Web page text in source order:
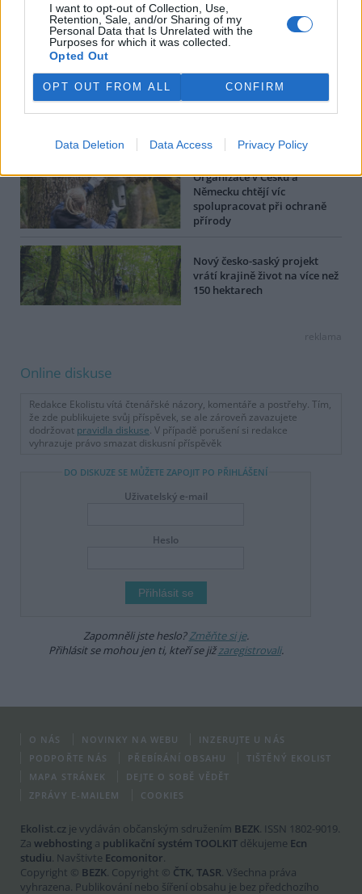
I want to opt-out of Collection, Use,
Retention, Sale, and/or Sharing of my
Personal Data that Is Unrelated with the
Purposes for which it was collected.
Opted Out
OPT OUT FROM ALL CONFIRM
Data Deletion Data Access Privacy Policy
tisknout poslat
Dále čtěte |
letos tisíce živočichů
Organizace v Česku a
Německu chtějí víc
spolupracovat při ochraně
přírody
Nový česko-saský projekt
vrátí krajině život na více než
150 hektarech
reklama
Online diskuse
Redakce Ekolistu vítá čtenářské názory, komentáře a postřehy. Tím,
že zde publikujete svůj příspěvek, se ale zároveň zavazujete
dodržovat pravidla diskuse. V případě porušení si redakce
vyhrazuje právo smazat diskusní příspěvěk
DO DISKUZE SE MŮŽETE ZAPOJIT PO PŘIHLÁŠENÍ
Uživatelský e-mail
Heslo
Zapomněli jste heslo?Změňte si je.
Přihlásit se mohou jen ti, kteří se jižzaregistrovali.
O NÁS NOVINKY NA WEBU
INZERUJTE U NÁS
PODPOŘTE NÁS
PŘEBÍRÁNÍ OBSAHU
TIŠTĚNÝ EKOLIST
MAPA STRÁNEK
DEJTE O SOBĚ VĚDĚT
ZPRÁVY E-MAILEM
COOKIES
Ekolist.cz je vydáván občanským sdružením BEZK. ISSN 1802-9019.
Za webhosting a publikační systém TOOLKIT děkujeme Ecn
studiu. Navštivte Ecomonitor.
Copyright © BEZK. Copyright © ČTK, TASR. Všechna práva
vyhrazena. Publikování nebo šíření obsahu je bez předchozího